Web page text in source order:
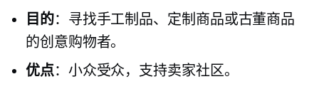
目的：寻找手工制品、定制商品或古董商品
的创意购物者。
优点：小众受众，支持卖家社区。